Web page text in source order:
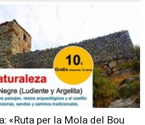
«Ruta per la Mola del Bou